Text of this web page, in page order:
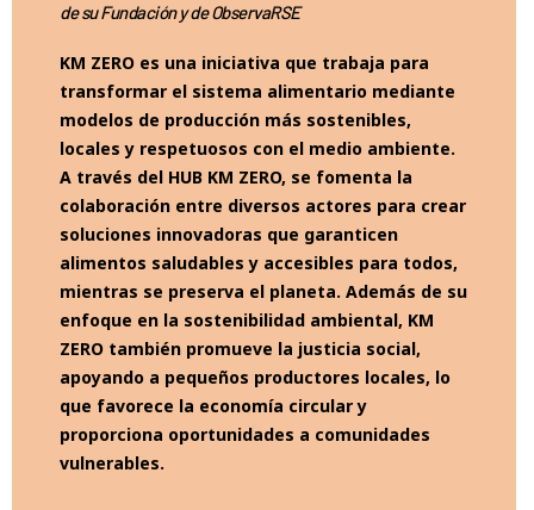
de su Fundación y de ObservaRSE
KM ZERO es una iniciativa que trabaja para
transformar el sistema alimentario mediante
modelos de producción más sostenibles,
locales y respetuosos con el medio ambiente.
A través del HUB KM ZERO, se fomenta la
colaboración entre diversos actores para crear
soluciones innovadoras que garanticen
alimentos saludables y accesibles para todos,
mientras se preserva el planeta. Además de su
enfoque en la sostenibilidad ambiental, KM
ZERO también promueve la justicia social,
apoyando a pequeños productores locales, lo
que favorece la economía circular y
proporciona oportunidades a comunidades
vulnerables.